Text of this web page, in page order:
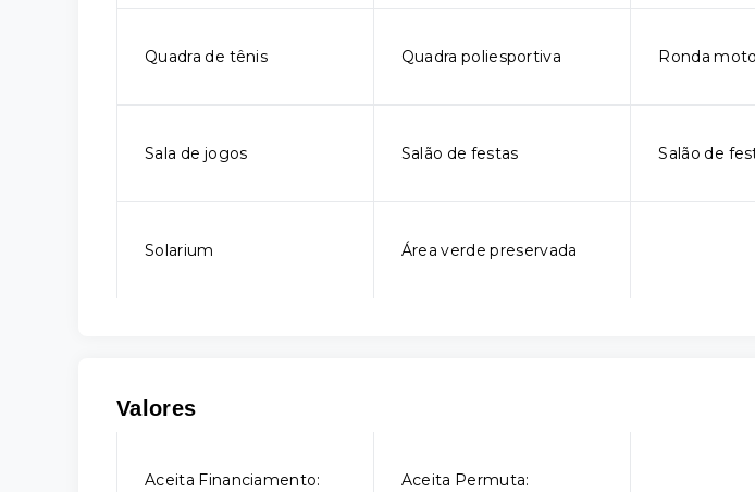
Quadra de tênis Quadra poliesportiva Ronda
Sala de jogos Salão de festas Salão de
Solarium Área verde preservada
Valores
Aceita Financiamento: Aceita Permuta: